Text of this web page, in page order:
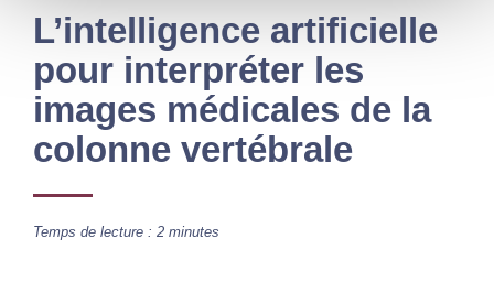
L’intelligence artificielle
pour interpréter les
images médicales de la
colonne vertébrale
Temps de lecture : 2 minutes